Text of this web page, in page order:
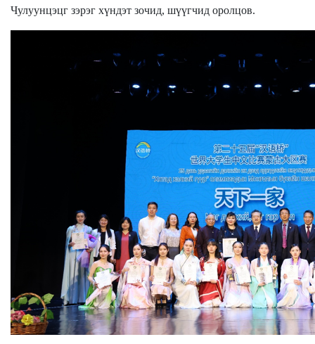
Чулуунцэцг зэрэг хүндэт зочид, шүүгчид оролцов.